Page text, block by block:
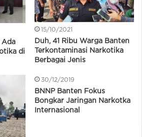
Ada
di
15/10/2021
Duh, 41 Ribu Warga Banten
Terkontaminasi Narkotika
Berbagai Jenis
30/12/2019
BNNP Banten Fokus
Bongkar Jaringan Narkotka
Internasional